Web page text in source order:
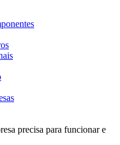
precisa para funcionar e